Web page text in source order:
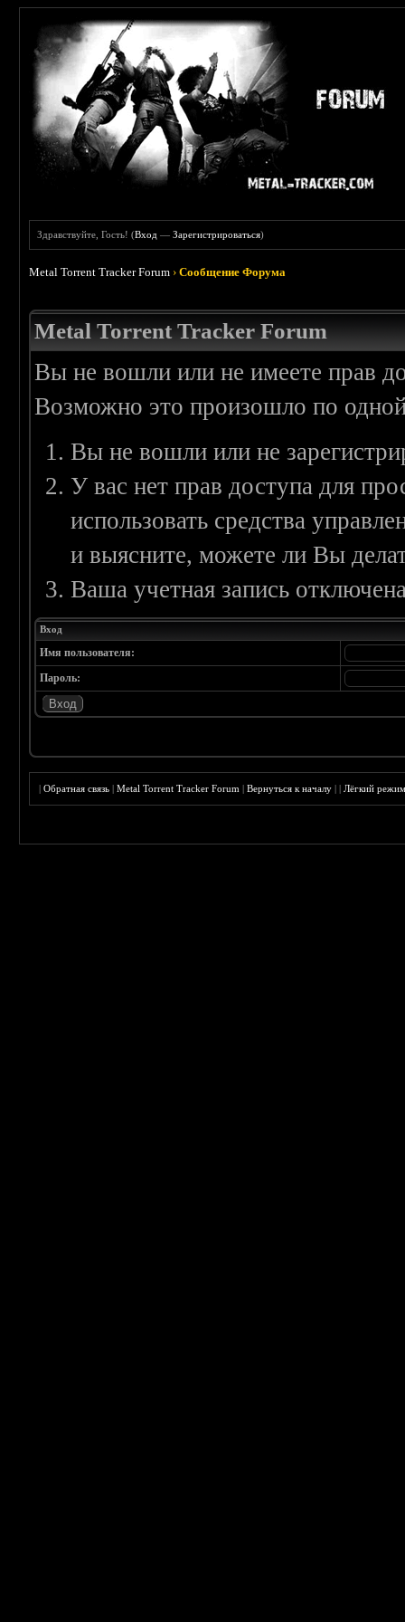
Здравствуйте, Гость! (Вход —Зарегистрироваться)
Metal Torrent Tracker Forum ›Сообщение Форума
Metal Torrent Tracker Forum
Вы не вошли или не имеете прав
Возможно это произошло по
Вы не вошли или не
У вас нет прав доступа для
использовать средства
и выясните, можете ли Вы
Ваша учетная запись
Вход
Имя пользователя:
Пароль:
|Обратная связь |Metal Torrent Tracker Forum |Вернуться к началу ||Лёгкий